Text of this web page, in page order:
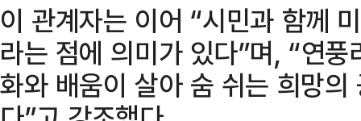
이 관계자는 이어 “시민과 함께
라는 점에 의미가 있다”며, “연
화와 배움이 살아 숨 쉬는 희망